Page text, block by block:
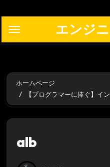
ッ
エンジ
ホームページ
【プログラマーに捧ぐ】イ
alb